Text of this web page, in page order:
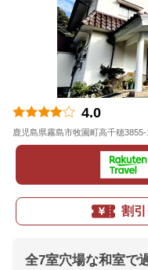
4.0
鹿児島県霧島市牧園町高千穂3855-
割
全7室穴場な和室で